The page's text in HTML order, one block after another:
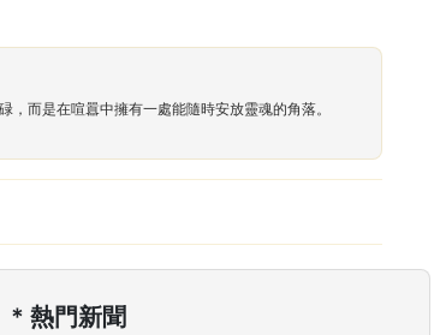
而是在喧囂中擁有一處能隨時安放靈魂的角落。
* 熱門新聞